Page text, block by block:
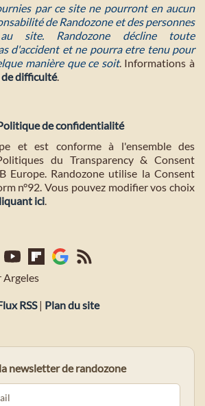
par ce site ne pourront en aucun
de Randozone et des personnes
site. Randozone décline toute
d'accident et ne pourra etre tenu pour
manière que ce soit. Informations à
difficulté.
de confidentialité
et est conforme à l'ensemble des
du Transparency & Consent
Europe. Randozone utilise la Consent
n°92. Vous pouvez modifier vos choix
ici.
Argeles
RSS| Plan du site
newsletter de randozone